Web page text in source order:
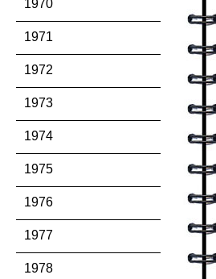
1970
1971
1972
1973
1974
1975
1976
1977
1978